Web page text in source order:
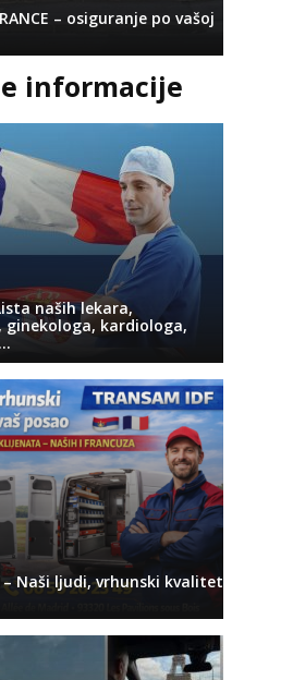
– osiguranje po vašoj
informacije
naših lekara,
kardiologa,
– Naši ljudi, vrhunski kvalitet